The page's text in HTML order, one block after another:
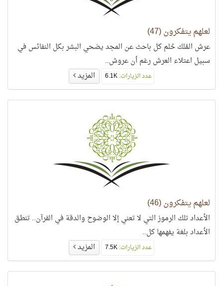
لعلهم يتفكرون (47)
عرش المُلك حُلم كل باحث عن المجد يضحي البشر بكل النفائس في
سبيل اعتلاء العرش رغم أن عروش..
عدد الزيارات: المزيد
لعلهم يتفكرون (46)
الأعداد تلك الرموز التي لا تعني إلا الوضوح والدقة في القرآن.. تنطق
الأعداد بلغة يفهمها كل..
عدد الزيارات: المزيد